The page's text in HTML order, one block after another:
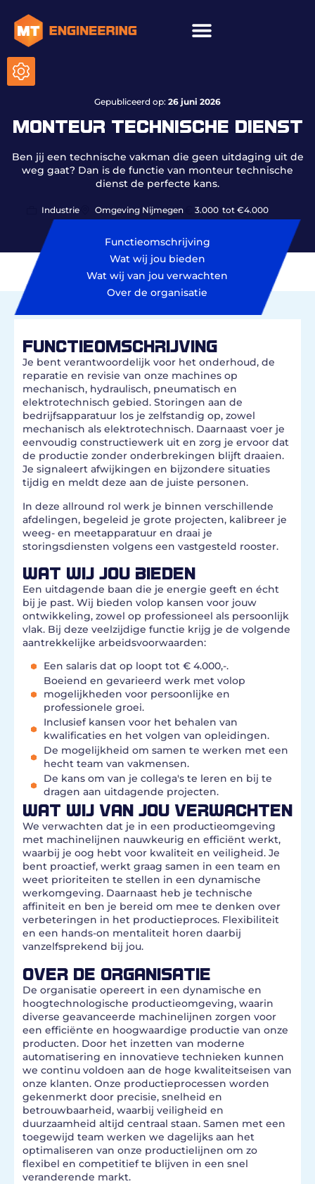
Gepubliceerd op: 26 juni 2026
MONTEUR TECHNISCHE DIENST
Ben jij een technische vakman die geen uitdaging uit de
weg gaat? Dan is de functie van monteur technische
dienst de perfecte kans.
Industrie Omgeving Nijmegen 3.000 tot €4.000
Functieomschrijving
Wat wij jou bieden
Wat wij van jou verwachten
Over de organisatie
FUNCTIEOMSCHRIJVING
Je bent verantwoordelijk voor het onderhoud, de
reparatie en revisie van onze machines op
mechanisch, hydraulisch, pneumatisch en
elektrotechnisch gebied. Storingen aan de
bedrijfsapparatuur los je zelfstandig op, zowel
mechanisch als elektrotechnisch. Daarnaast voer je
eenvoudig constructiewerk uit en zorg je ervoor dat
de productie zonder onderbrekingen blijft draaien.
Je signaleert afwijkingen en bijzondere situaties
tijdig en meldt deze aan de juiste personen.
In deze allround rol werk je binnen verschillende
afdelingen, begeleid je grote projecten, kalibreer je
weeg- en meetapparatuur en draai je
storingsdiensten volgens een vastgesteld rooster.
WAT WIJ JOU BIEDEN
Een uitdagende baan die je energie geeft en écht
bij je past. Wij bieden volop kansen voor jouw
ontwikkeling, zowel op professioneel als persoonlijk
vlak. Bij deze veelzijdige functie krijg je de volgende
aantrekkelijke arbeidsvoorwaarden:
Een salaris dat op loopt tot € 4.000,-.
Boeiend en gevarieerd werk met volop
mogelijkheden voor persoonlijke en
professionele groei.
Inclusief kansen voor het behalen van
kwalificaties en het volgen van opleidingen.
De mogelijkheid om samen te werken met een
hecht team van vakmensen.
De kans om van je collega's te leren en bij te
dragen aan uitdagende projecten.
WAT WIJ VAN JOU VERWACHTEN
We verwachten dat je in een productieomgeving
met machinelijnen nauwkeurig en efficiënt werkt,
waarbij je oog hebt voor kwaliteit en veiligheid. Je
bent proactief, werkt graag samen in een team en
weet prioriteiten te stellen in een dynamische
werkomgeving. Daarnaast heb je technische
affiniteit en ben je bereid om mee te denken over
verbeteringen in het productieproces. Flexibiliteit
en een hands-on mentaliteit horen daarbij
vanzelfsprekend bij jou.
OVER DE ORGANISATIE
De organisatie opereert in een dynamische en
hoogtechnologische productieomgeving, waarin
diverse geavanceerde machinelijnen zorgen voor
een efficiënte en hoogwaardige productie van onze
producten. Door het inzetten van moderne
automatisering en innovatieve technieken kunnen
we continu voldoen aan de hoge kwaliteitseisen van
onze klanten. Onze productieprocessen worden
gekenmerkt door precisie, snelheid en
betrouwbaarheid, waarbij veiligheid en
duurzaamheid altijd centraal staan. Samen met een
toegewijd team werken we dagelijks aan het
optimaliseren van onze productielijnen om zo
flexibel en competitief te blijven in een snel
veranderende markt.